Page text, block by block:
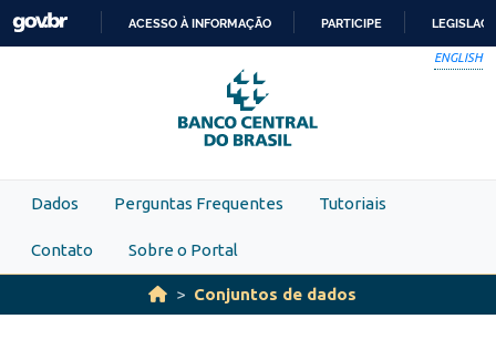
Skip to main content
PARA
O
CONTEÚDO
ACESSO À INFORMAÇÃO PARTICIPE
ENGLISH
Dados Perguntas Frequentes Tutoriais
Contato Sobre o Portal
Conjuntos de dados